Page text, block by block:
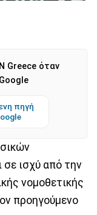
Greece όταν
πηγή
σε ισχύ από την
νομοθετικής
προηγούμενο